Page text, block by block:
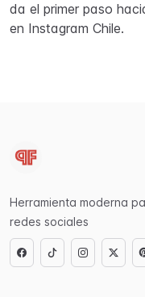
da el primer paso
en Instagram Chile.
Herramienta moderna
redes sociales